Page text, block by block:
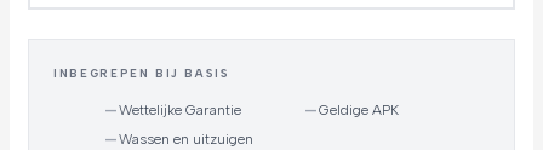
INBEGREPEN BIJ BASIS
—Wettelijke Garantie —Geldige APK
—Wassen en uitzuigen